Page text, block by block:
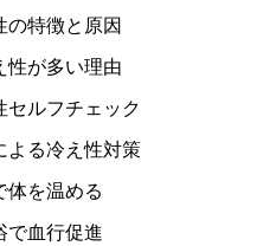
の特徴と原因
性が多い理由
セルフチェック
よる冷え性対策
体を温める
で血行促進